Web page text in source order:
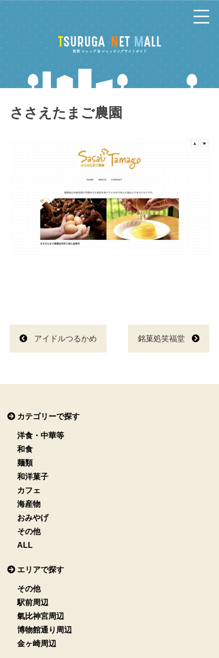
コ
ン
テ
ン
ツ
へ
ささえたまご農園
投
ゲ
ー
シ
ョ
ン
アイドルつるかめ 銘菓処笑福堂
カテゴリーで探す
洋食・中華等
和食
麺類
和洋菓子
カフェ
海産物
おみやげ
その他
ALL
エリアで探す
その他
駅前周辺
氣比神宮周辺
博物館通り周辺
金ヶ崎周辺